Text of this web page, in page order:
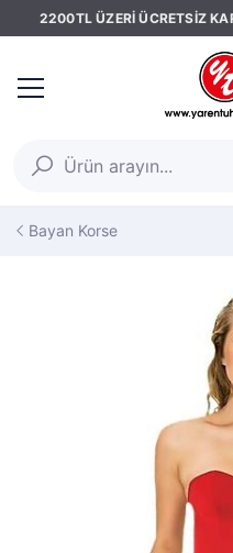
2200TL ÜZERİ ÜCRETSİZ
Bayan Korse